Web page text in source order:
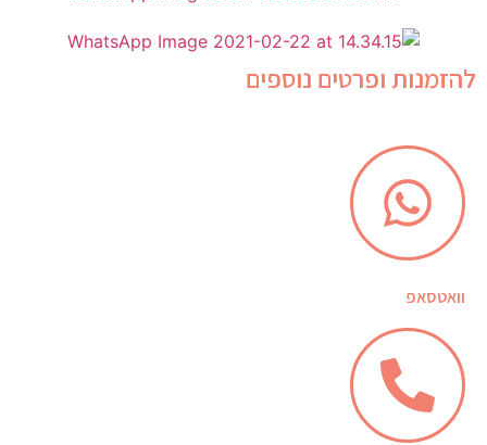
להזמנות ופרטים נוספים
וואטסאפ